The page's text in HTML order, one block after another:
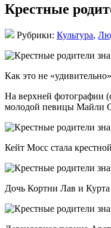
Крестные
Рубрики: Культура,
Как это не
На верхней фотографии
молодой певицы Майли
Кейт Мосс стала
Дочь Кортни Лав и Курта